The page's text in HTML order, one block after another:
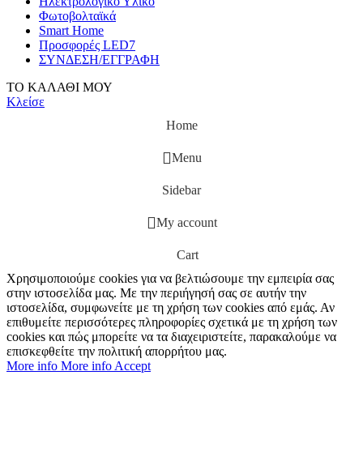
Φωτοβολταϊκά
Smart Home
Προσφορές LED7
ΣΥΝΔΕΣΗ/ΕΓΓΡΑΦΗ
ΤΟ ΚΑΛΑΘΙ ΜΟΥ
Κλείσε
Home
Menu
Sidebar
My account
Cart
Χρησιμοποιούμε cookies για να βελτιώσουμε την εμπειρία σας
στην ιστοσελίδα μας. Με την περιήγησή σας σε αυτήν την
ιστοσελίδα, συμφωνείτε με τη χρήση των cookies από εμάς. Αν
επιθυμείτε περισσότερες πληροφορίες σχετικά με τη χρήση των
cookies και πώς μπορείτε να τα διαχειριστείτε, παρακαλούμε να
επισκεφθείτε την πολιτική απορρήτου μας.
More info More info Accept